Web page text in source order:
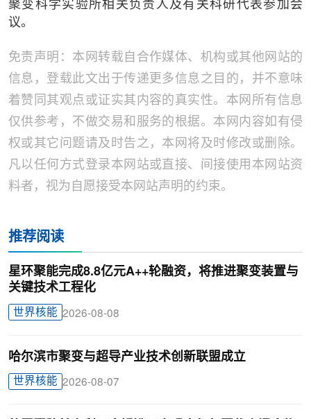
聚变科学实验所相关负责人及有关科研代表参加会
议。
免责声明：本网转载自合作媒体、机构或其他网站的
信息，登载此文出于传递更多信息之目的，并不意味
着赞同其观点或证实其内容的真实性。本网所有信息
仅供参考，不做交易和服务的根据。本网内容如有侵
权或其它问题请及时告之，本网将及时修改或删除。
凡以任何方式登录本网站或直接、间接使用本网站资
料者，视为自愿接受本网站声明的约束。
推荐阅读
星环聚能完成8.8亿元A++轮融资，将推进聚变装置与
关键技术工程化
世界核能 2026-08-08
哈尔滨市聚变与超导产业技术创新联盟成立
世界核能 2026-08-07